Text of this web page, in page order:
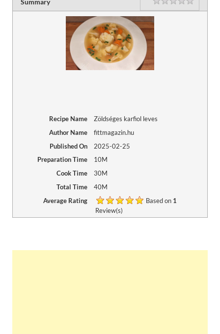
Summary
Recipe Name
Zöldséges karfiol leves
Author Name
fittmagazin.hu
Published On
2025-02-25
Preparation Time
10M
Cook Time
30M
Total Time
40M
Average Rating
Based on 1
Review(s)